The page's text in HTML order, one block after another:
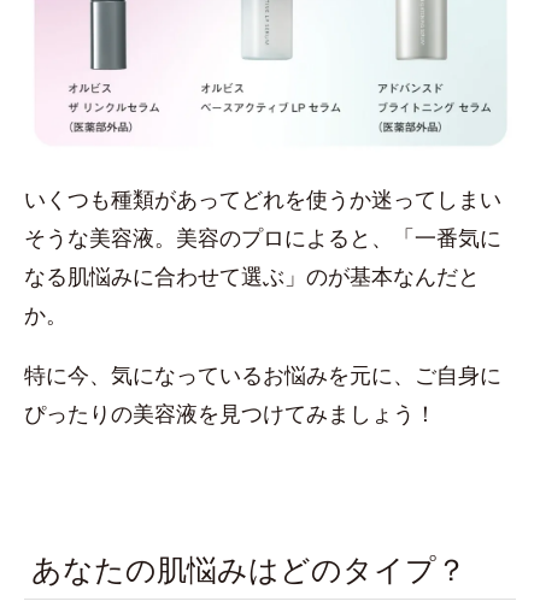
いくつも種類があってどれを使うか迷ってしまい
そうな美容液。美容のプロによると、「一番気に
なる肌悩みに合わせて選ぶ」のが基本なんだと
か。
特に今、気になっているお悩みを元に、ご自身に
ぴったりの美容液を見つけてみましょう！
あなたの肌悩みはどのタイプ？